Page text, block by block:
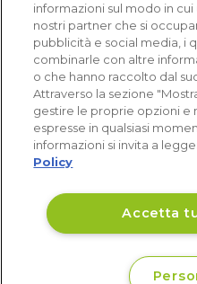
informazioni sul modo in
nostri partner che si
pubblicità e social media, i
combinarle con altre
o che hanno raccolto dal
Attraverso la sezione
gestire le proprie opzioni
espresse in qualsiasi
informazioni si invita a
Policy
Accetta